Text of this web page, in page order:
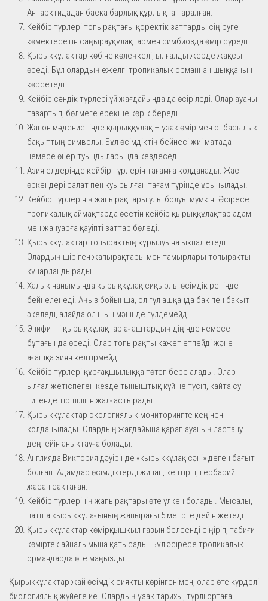
Антарктидадан басқа барлық құрлықта таралған.
Кейбір түрлері топырақтағы қоректік заттарды сіңіруге
көмектесетін саңырауқұлақтармен симбиозда өмір сүреді.
Қырыққұлақтар көбіне көлеңкелі, ылғалды жерде жақсы
өседі. Бұл олардың ежелгі тропикалық орманнан шыққанын
көрсетеді.
Кейбір сәндік түрлері үй жағдайында да өсіріледі. Олар ауаны
тазартып, бөлмеге ерекше көрік береді.
Жапон мәдениетінде қырыққұлақ – ұзақ өмір мен отбасылық
бақыттың символы. Бұл өсімдіктің бейнесі жиі матада
немесе өнер туындыларында кездеседі.
Азия елдерінде кейбір түрлерін тағамға қолданады. Жас
өркендері салат пен қуырылған тағам түрінде ұсынылады.
Кейбір түрлерінің жапырақтары улы болуы мүмкін. Әсіресе
тропикалық аймақтарда өсетін кейбір қырыққұлақтар адам
мен жануарға қауіпті заттар бөледі.
Қырыққұлақтар топырақтың құрылуына ықпал етеді.
Олардың шіріген жапырақтары мен тамырлары топырақты
құнарландырады.
Халық нанымында қырыққұлақ сиқырлы өсімдік ретінде
бейнеленеді. Аңыз бойынша, ол гүл ашқанда бақ пен бақыт
әкеледі, алайда ол шын мәнінде гүлдемейді.
Эпифитті қырыққұлақтар ағаштардың діңінде немесе
бұтағында өседі. Олар топырақты қажет етпейді және
ағашқа зиян келтірмейді.
Кейбір түрлері құрғақшылыққа төтеп бере алады. Олар
ылғал жетіспеген кезде тыныштық күйіне түсіп, қайта су
тигенде тіршілігін жалғастырады.
Қырыққұлақтар экологиялық мониторингте кеңінен
қолданылады. Олардың жағдайына қарап ауаның ластану
деңгейін анықтауға болады.
Англияда Виктория дәуірінде «қырыққұлақ сәні» деген бағыт
болған. Адамдар өсімдіктерді жинап, кептіріп, гербарий
жасап сақтаған.
Кейбір түрлерінің жапырақтары өте үлкен болады. Мысалы,
патша қырыққұлағының жапырағы 5 метрге дейін жетеді.
Қырыққұлақтар көмірқышқыл газын белсенді сіңіріп, табиғи
көміртек айналымына қатысады. Бұл әсіресе тропикалық
ормандарда өте маңызды.
Қырыққұлақтар жай өсімдік сияқты көрінгенімен, олар өте күрделі
биологиялық жүйеге ие. Олардың ұзақ тарихы, түрлі ортаға